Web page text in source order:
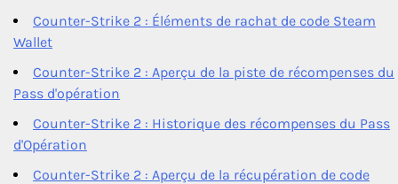
Counter-Strike 2 : Éléments de rachat de code Steam
Wallet
Counter-Strike 2 : Aperçu de la piste de récompenses du
Pass d'opération
Counter-Strike 2 : Historique des récompenses du Pass
d'Opération
Counter-Strike 2 : Aperçu de la récupération de code